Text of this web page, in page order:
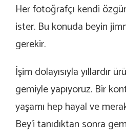
Her fotoğrafçı kendi
ister. Bu konuda beyin
gerekir.
İşim dolayısıyla yıllardır
gemiyle yapıyoruz. Bir
yaşamı hep hayal ve
Bey’i tanıdıktan sonra